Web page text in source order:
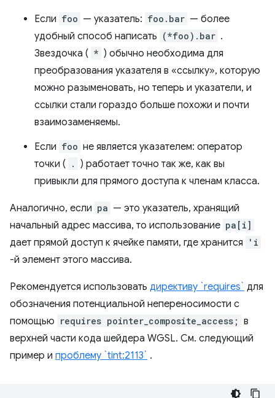
Если foo — указатель: foo.bar — более
удобный способ написать (*foo).bar .
Звездочка ( * ) обычно необходима для
преобразования указателя в «ссылку», которую
можно разыменовать, но теперь и указатели, и
ссылки стали гораздо больше похожи и почти
взаимозаменяемы.
Если foo не является указателем: оператор
точки (
.
) работает точно так же, как вы
привыкли для прямого доступа к членам класса.
Аналогично, если pa — это указатель, хранящий
начальный адрес массива, то использование pa[i]
дает прямой доступ к ячейке памяти, где хранится 'i
-й элемент этого массива.
Рекомендуется использовать директиву `requires` для
обозначения потенциальной непереносимости с
помощью requires pointer_composite_access; в
верхней части кода шейдера WGSL. См. следующий
пример и проблему `tint:2113` .